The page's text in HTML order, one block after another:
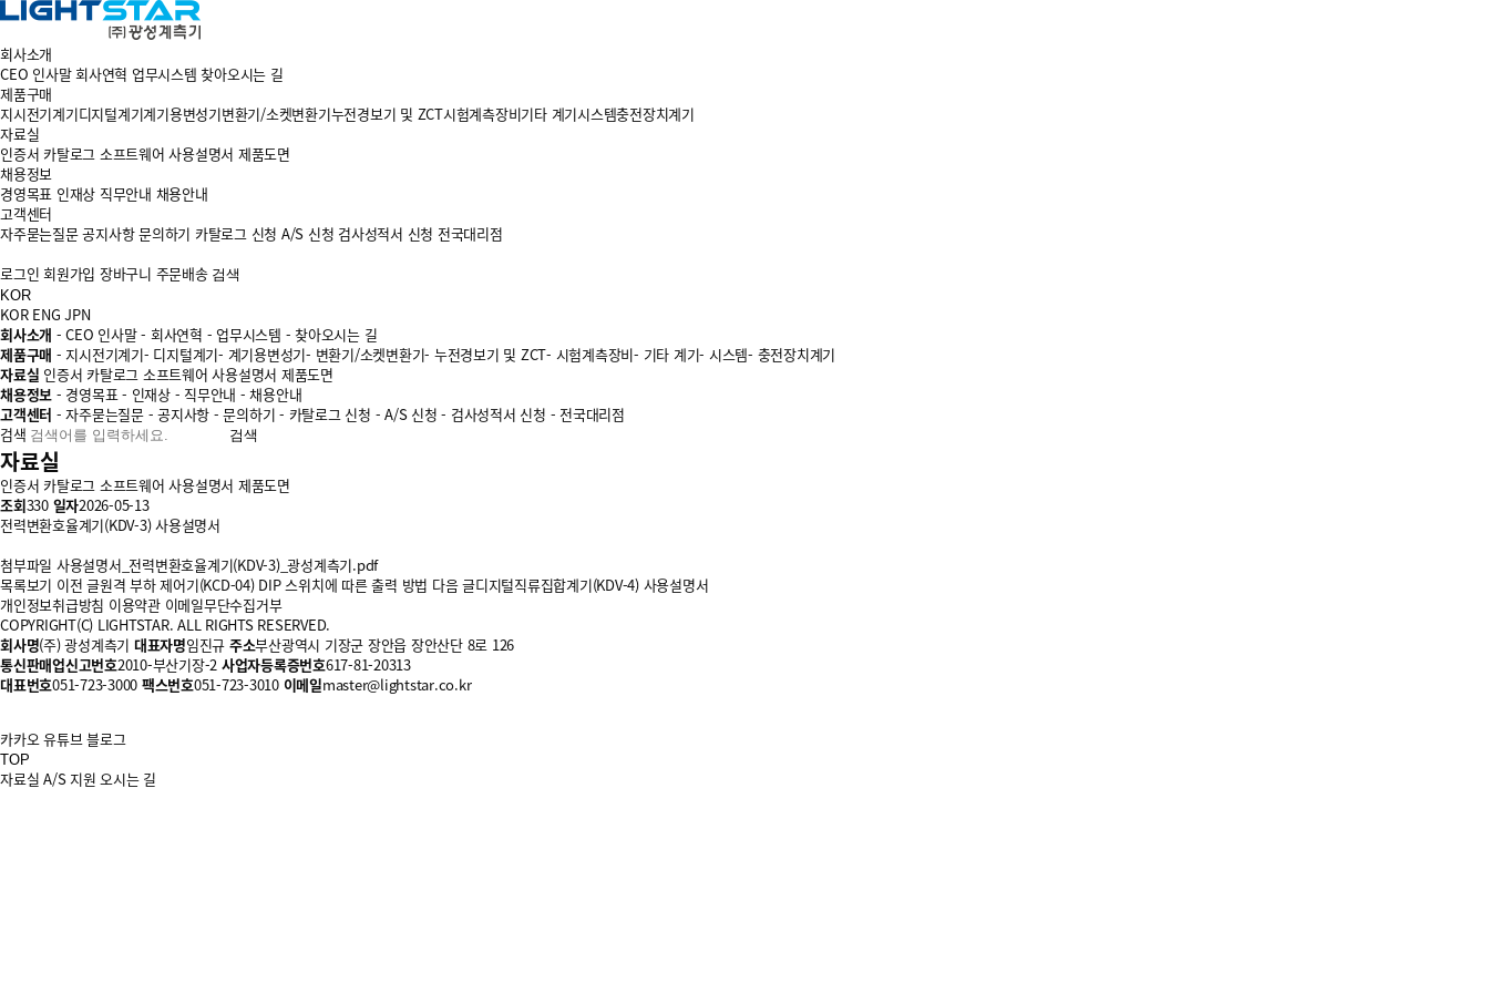
회사소개
CEO 인사말회사연혁 업무시스템 찾아오시는 길
제품구매
지시전기계기디지털계기계기용변성기변환기/소켓변환기누전경보기 및 ZCT시험계측장비기타 계기시스템충전장치계기
자료실
인증서 카탈로그 소프트웨어 사용설명서 제품도면
채용정보
경영목표 인재상 직무안내 채용안내
고객센터
자주묻는질문공지사항문의하기 카탈로그 신청 A/S 신청 검사성적서 신청 전국대리점
로그인 회원가입 장바구니 주문배송 검색
KOR
KOR ENG JPN
회사소개 - CEO 인사말- 회사연혁 - 업무시스템 - 찾아오시는 길
제품구매 - 지시전기계기- 디지털계기- 계기용변성기- 변환기/소켓변환기- 누전경보기 및 ZCT- 시험계측장비- 기타 계기- 시스템- 충전장치계기
자료실 인증서 카탈로그 소프트웨어 사용설명서 제품도면
채용정보 - 경영목표- 인재상 - 직무안내 - 채용안내
고객센터 - 자주묻는질문 - 공지사항 - 문의하기 - 카탈로그 신청 - A/S 신청 - 검사성적서 신청 - 전국대리점
검색
검색
자료실
인증서 카탈로그 소프트웨어 사용설명서 제품도면
조회330 일자2026-05-13
전력변환호율계기(KDV-3) 사용설명서
첨부파일 사용설명서_전력변환호율계기(KDV-3)_광성계측기.pdf
목록보기 이전 글원격 부하 제어기(KCD-04) DIP 스위치에 따른 출력 방법 다음 글디지털직류집합계기(KDV-4) 사용설명서
개인정보취급방침 이용약관 이메일무단수집거부
COPYRIGHT(C) LIGHTSTAR. ALL RIGHTS RESERVED.
회사명(주) 광성계측기 대표자명임진규 주소부산광역시 기장군 장안읍 장안산단 8로 126
통신판매업신고번호2010-부산기장-2 사업자등록증번호617-81-20313
대표번호051-723-3000 팩스번호051-723-3010 이메일master@lightstar.co.kr
카카오유튜브블로그
TOP
자료실 A/S 지원 오시는 길